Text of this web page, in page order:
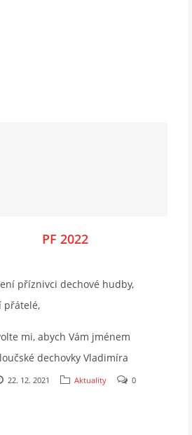
PF 2022
příznivci dechové hudby,
přátelé,
mi, abych Vám jménem
dechovky Vladimíra
co nejsrdečněji
22. 12. 2021 Aktuality 0